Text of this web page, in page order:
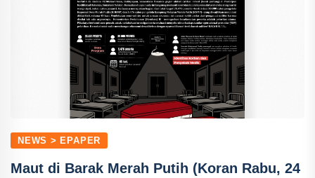
NEWS > EPAPER
Maut di Barak Merah Putih (Koran Rabu, 24